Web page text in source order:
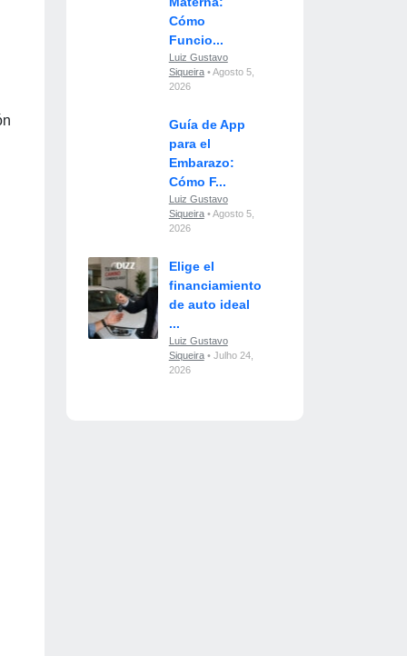
Cómo
Funcio...
Luiz Gustavo
Siqueira• Agosto 5,
2026
Guía de App
para el
Embarazo:
Cómo F...
Luiz Gustavo
Siqueira• Agosto 5,
2026
Elige el
financiamiento
de auto ideal
...
Luiz Gustavo
Siqueira• Julho 24,
2026